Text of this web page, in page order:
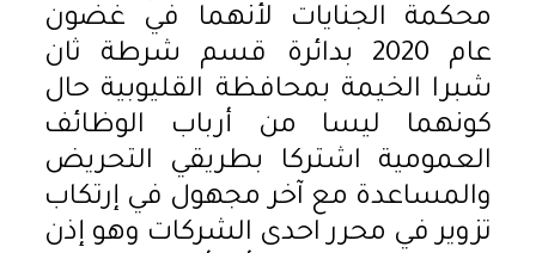
محكمة الجنايات لأنهما في غضون
عام 2020 بدائرة قسم شرطة ثان
شبرا الخيمة بمحافظة القليوبية حال
كونهما ليسا من أرباب الوظائف
العمومية اشتركا بطريقي التحريض
والمساعدة مع آخر مجهول في إرتكاب
تزوير في محرر احدى الشركات وهو إذن